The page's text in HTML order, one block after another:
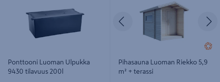
Ponttooni Luoman Ulpukka
9430 tilavuus 200l
Edellinen
Pihasauna Luoman Riekko 5,9
m² + terassi